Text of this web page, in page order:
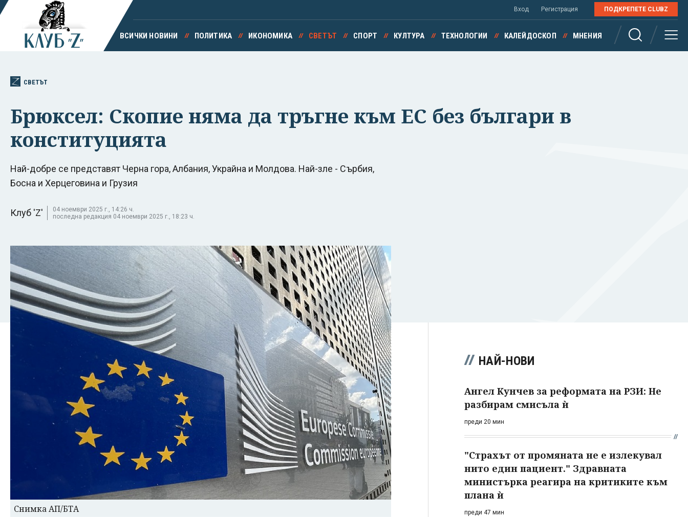
Вход Регистрация ПОДКРЕПЕТЕ CLUBZ
ВСИЧКИ НОВИНИ ПОЛИТИКА ИКОНОМИКА СВЕТЪТ СПОРТ КУЛТУРА ТЕХНОЛОГИИ КАЛЕЙДОСКОП МНЕНИЯ
СВЕТЪТ
Брюксел: Скопие няма да тръгне към ЕС без българи в
конституцията
Най-добре се представят Черна гора, Албания, Украйна и Молдова. Най-зле - Сърбия,
Босна и Херцеговина и Грузия
Клуб 'Z'
04 ноември 2025 г., 14:26 ч.
последна редакция 04 ноември 2025 г., 18:23 ч.
Снимка АП/БТА
НАЙ-НОВИ
Ангел Кунчев за реформата на РЗИ: Не
разбирам смисъла ѝ
преди 20 мин
"Страхът от промяната не е излекувал
нито един пациент." Здравната
министърка реагира на критиките към
плана ѝ
преди 47 мин